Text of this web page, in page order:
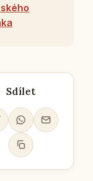
Sdílet